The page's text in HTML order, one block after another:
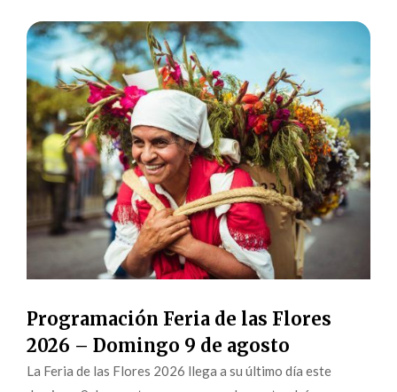
Programación Feria de las Flores
2026 – Domingo 9 de agosto
La Feria de las Flores 2026 llega a su último día este